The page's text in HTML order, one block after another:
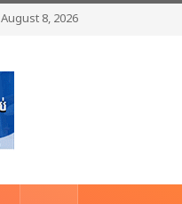
August 8, 2026